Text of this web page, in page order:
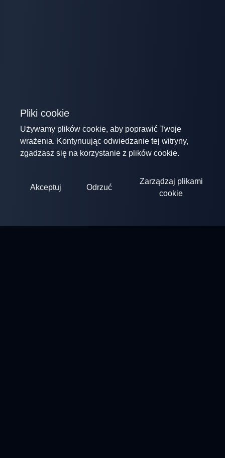
Pliki cookie
Używamy plików cookie, aby poprawić Twoje
wrażenia. Kontynuując odwiedzanie tej witryny,
zgadzasz się na korzystanie z plików cookie.
Akceptuj Odrzuć
Zarządzaj plikami
cookie